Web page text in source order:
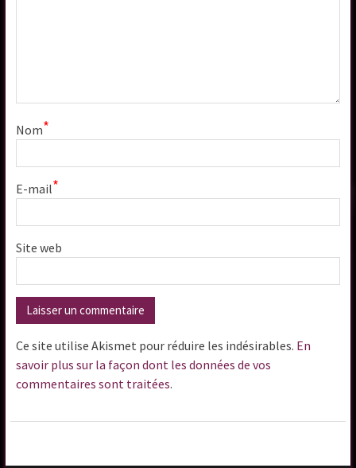
Nom*
E-mail*
Site web
Ce site utilise Akismet pour réduire les indésirables. En
savoir plus sur la façon dont les données de vos
commentaires sont traitées.